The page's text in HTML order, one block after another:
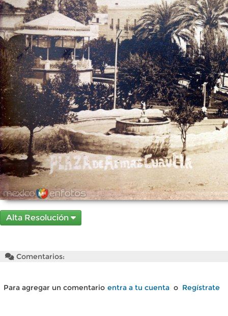
Alta Resolución
Comentarios:
Para agregar un comentario entra a tu cuenta o Regístrate